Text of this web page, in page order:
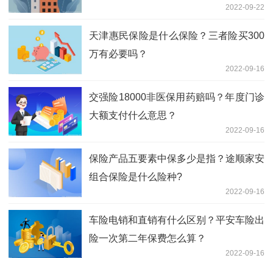
2022-09-22
天津惠民保险是什么保险？三者险买300
万有必要吗？
2022-09-16
交强险18000非医保用药赔吗？年度门诊
大额支付什么意思？
2022-09-16
保险产品五要素中保多少是指？途顺家安
组合保险是什么险种?
2022-09-16
车险电销和直销有什么区别？平安车险出
险一次第二年保费怎么算？
2022-09-16